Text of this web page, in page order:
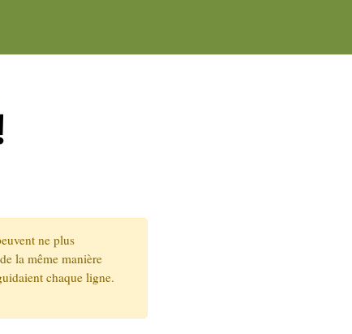
ne plus
la même manière
chaque ligne.